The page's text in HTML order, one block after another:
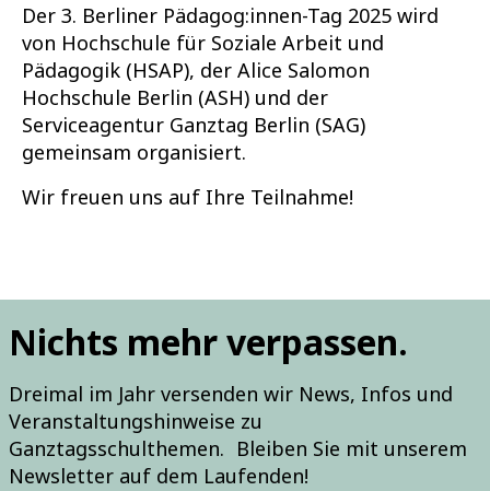
Der 3. Berliner Pädagog:innen-Tag 2025 wird
von Hochschule für Soziale Arbeit und
Pädagogik (HSAP), der Alice Salomon
Hochschule Berlin (ASH) und der
Serviceagentur Ganztag Berlin (SAG)
gemeinsam organisiert.
Wir freuen uns auf Ihre Teilnahme!
Nichts mehr verpassen.
Dreimal im Jahr versenden wir News, Infos und
Veranstaltungshinweise zu
Ganztagsschulthemen. Bleiben Sie mit unserem
Newsletter auf dem Laufenden!